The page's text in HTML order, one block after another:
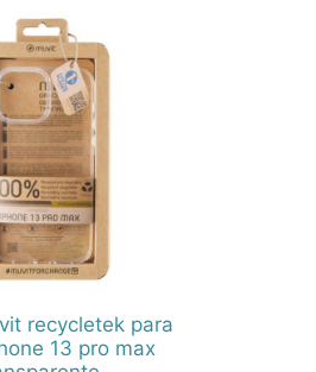
recycletek para
13 pro max